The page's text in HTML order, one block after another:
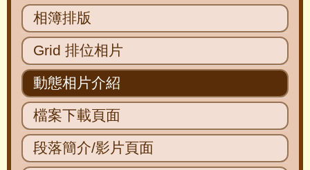
Main
navigation
相簿排版
Grid 排位相片
動態相片介紹
檔案下載頁面
段落簡介/影片頁面